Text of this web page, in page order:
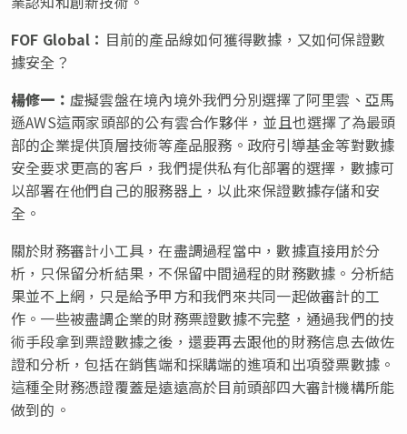
FOF Global ： 目前的產品線如何獲得數據，又如何保證數
據安全？
楊修一： 虛擬雲盤在境內境外我們分別選擇了阿里雲、亞馬
遜AWS這兩家頭部的公有雲合作夥伴，並且也選擇了為最頭
部的企業提供頂層技術等產品服務。政府引導基金等對數據
安全要求更高的客戶，我們提供私有化部署的選擇，數據可
以部署在他們自己的服務器上，以此來保證數據存儲和安
全。
關於財務審計小工具，在盡調過程當中，數據直接用於分
析，只保留分析結果，不保留中間過程的財務數據。分析結
果並不上網，只是給予甲方和我們來共同一起做審計的工
作。一些被盡調企業的財務票證數據不完整，通過我們的技
術手段拿到票證數據之後，還要再去跟他的財務信息去做佐
證和分析，包括在銷售端和採購端的進項和出項發票數據。
這種全財務憑證覆蓋是遠遠高於目前頭部四大審計機構所能
做到的。